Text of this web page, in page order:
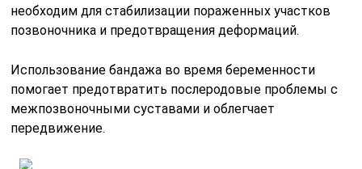
необходим для стабилизации пораженных участков
позвоночника и предотвращения деформаций.
Использование бандажа во время беременности
помогает предотвратить послеродовые проблемы с
межпозвоночными суставами и облегчает
передвижение.